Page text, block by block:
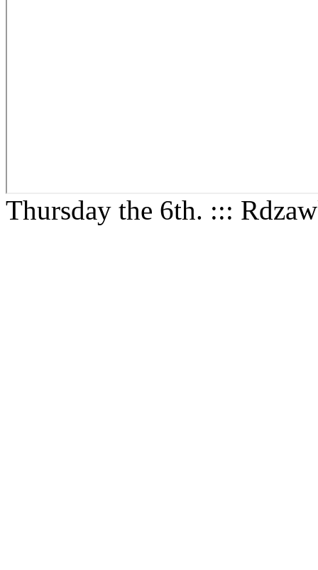
Thursday the 6th. :::